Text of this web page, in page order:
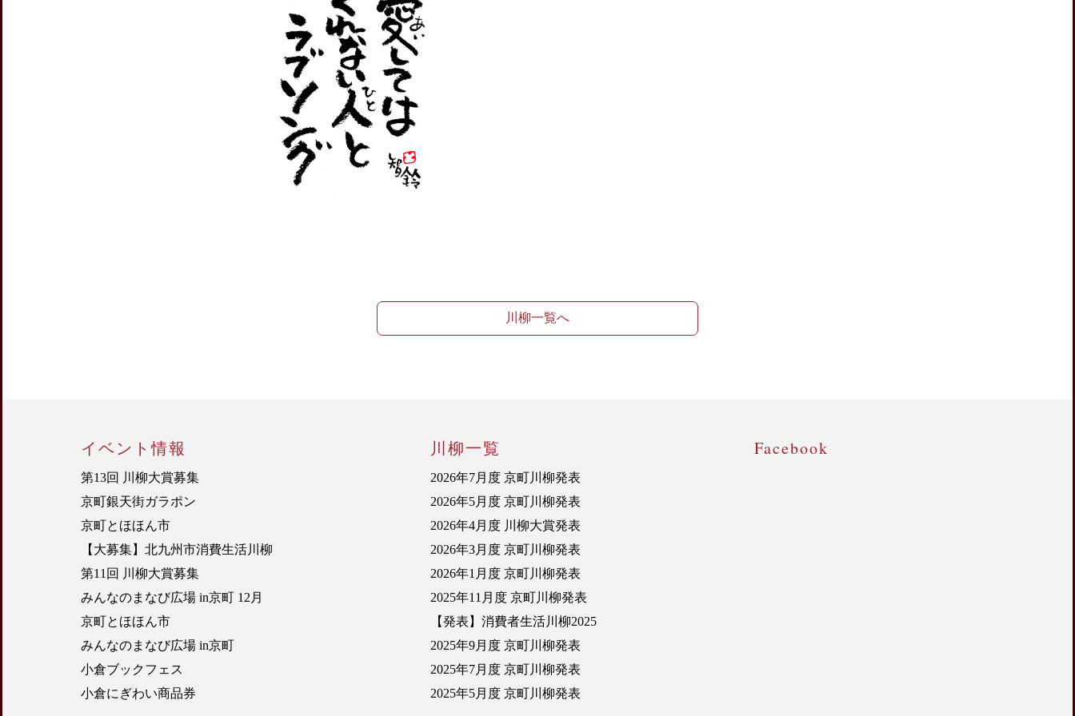
川柳一覧へ
イベント情報
第13回 川柳大賞募集
京町銀天街ガラポン
京町とほほん市
【大募集】北九州市消費生活川柳
第11回 川柳大賞募集
みんなのまなび広場 in京町 12月
京町とほほん市
みんなのまなび広場 in京町
小倉ブックフェス
小倉にぎわい商品券
川柳一覧
2026年7月度 京町川柳発表
2026年5月度 京町川柳発表
2026年4月度 川柳大賞発表
2026年3月度 京町川柳発表
2026年1月度 京町川柳発表
2025年11月度 京町川柳発表
【発表】消費者生活川柳2025
2025年9月度 京町川柳発表
2025年7月度 京町川柳発表
2025年5月度 京町川柳発表
Facebook